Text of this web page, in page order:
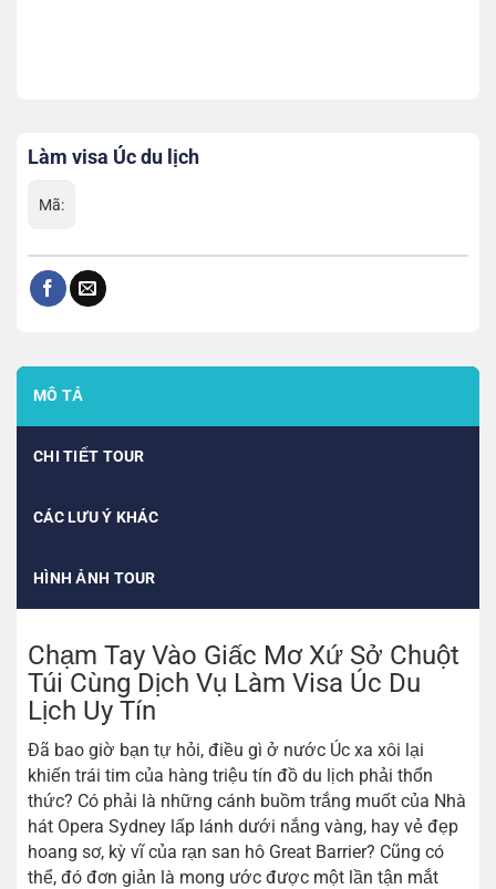
Làm visa Úc du lịch
Mã:
MÔ TẢ
CHI TIẾT TOUR
CÁC LƯU Ý KHÁC
HÌNH ẢNH TOUR
Chạm Tay Vào Giấc Mơ Xứ Sở Chuột
Túi Cùng Dịch Vụ Làm Visa Úc Du
Lịch Uy Tín
Đã bao giờ bạn tự hỏi, điều gì ở nước Úc xa xôi lại
khiến trái tim của hàng triệu tín đồ du lịch phải thổn
thức? Có phải là những cánh buồm trắng muốt của Nhà
hát Opera Sydney lấp lánh dưới nắng vàng, hay vẻ đẹp
hoang sơ, kỳ vĩ của rạn san hô Great Barrier? Cũng có
thể, đó đơn giản là mong ước được một lần tận mắt